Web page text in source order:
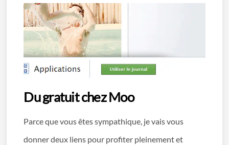
Du gratuit chez Moo
Parce que vous êtes sympathique, je vais vous
donner deux liens pour profiter pleinement et